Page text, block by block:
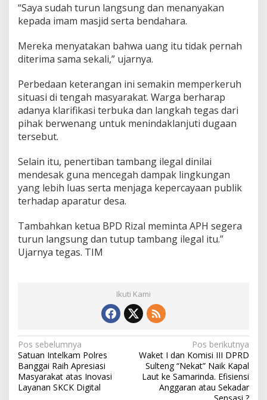
“Saya sudah turun langsung dan menanyakan
kepada imam masjid serta bendahara.
Mereka menyatakan bahwa uang itu tidak pernah
diterima sama sekali,” ujarnya.
Perbedaan keterangan ini semakin memperkeruh
situasi di tengah masyarakat. Warga berharap
adanya klarifikasi terbuka dan langkah tegas dari
pihak berwenang untuk menindaklanjuti dugaan
tersebut.
Selain itu, penertiban tambang ilegal dinilai
mendesak guna mencegah dampak lingkungan
yang lebih luas serta menjaga kepercayaan publik
terhadap aparatur desa.
Tambahkan ketua BPD Rizal meminta APH segera
turun langsung dan tutup tambang ilegal itu.”
Ujarnya tegas. TIM
Ikuti Kami
N
a
v
Pos sebelumnya
Satuan Intelkam Polres
Banggai Raih Apresiasi
Masyarakat atas Inovasi
Layanan SKCK Digital
Pos berikutnya
Waket I dan Komisi III DPRD
Sulteng “Nekat” Naik Kapal
Laut ke Samarinda. Efisiensi
Anggaran atau Sekadar